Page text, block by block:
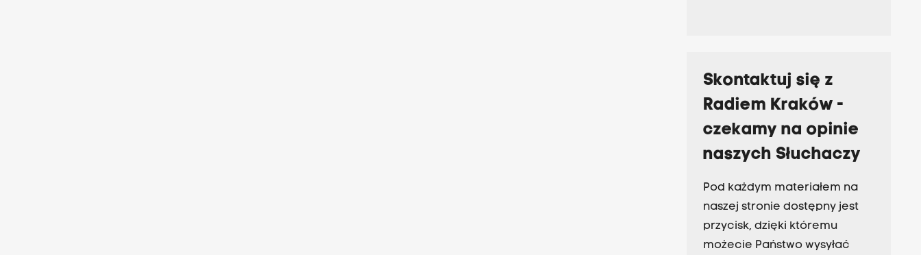
Skontaktuj się z
Radiem Kraków -
czekamy na opinie
naszych Słuchaczy
Pod każdym materiałem na
naszej stronie dostępny jest
przycisk, dzięki któremu
możecie Państwo wysyłać